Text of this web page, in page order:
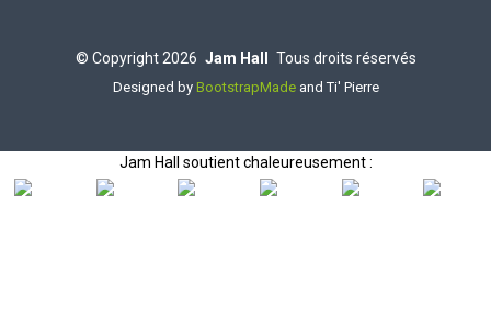
© Copyright2026 Jam Hall Tous droits réservés
Designed by BootstrapMadeand Ti' Pierre
Jam Hall soutient chaleureusement :